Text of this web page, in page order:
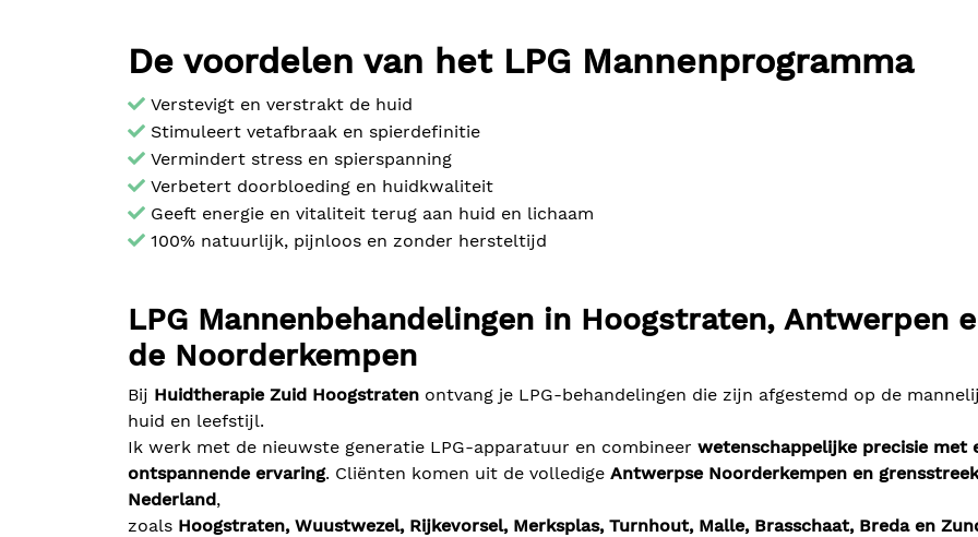
De voordelen van het LPG Mannenprogramma
Verstevigt en verstrakt de huid
Stimuleert vetafbraak en spierdefinitie
Vermindert stress en spierspanning
Verbetert doorbloeding en huidkwaliteit
Geeft energie en vitaliteit terug aan huid en lichaam
100% natuurlijk, pijnloos en zonder hersteltijd
LPG Mannenbehandelingen in Hoogstraten, Antwerpen
de Noorderkempen
Bij Huidtherapie Zuid Hoogstraten ontvang je LPG-behandelingen die zijn afgestemd op de
huid en leefstijl.
Ik werk met de nieuwste generatie LPG-apparatuur en combineer wetenschappelijke precisie met
ontspannende ervaring. Cliënten komen uit de volledige Antwerpse Noorderkempen en
Nederland,
zoals Hoogstraten, Wuustwezel, Rijkevorsel, Merksplas, Turnhout, Malle, Brasschaat, Breda en